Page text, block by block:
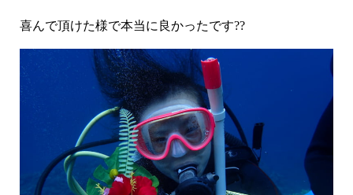
喜んで頂けた様で本当に良かったです??